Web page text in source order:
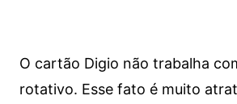
O cartão Digio não trabalha
rotativo. Esse fato é muito